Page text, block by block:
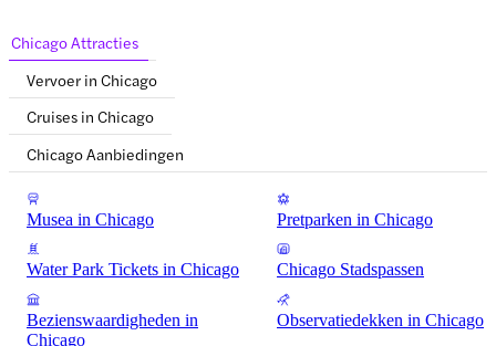
Chicago Attracties
Vervoer in Chicago
Cruises in Chicago
Chicago Aanbiedingen
Musea in Chicago Pretparken in Chicago
Water Park Tickets in Chicago Chicago Stadspassen
Bezienswaardigheden in
Chicago
Observatiedekken in Chicago